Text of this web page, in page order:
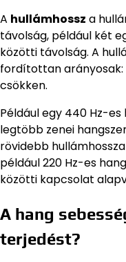
A hullámhossz a
távolság, például két
közötti távolság. A
fordítottan arányosak:
csökken.
Például egy 440 Hz-es
legtöbb zenei
rövidebb
például 220 Hz-es
közötti kapcsolat
A hang
terjedést?